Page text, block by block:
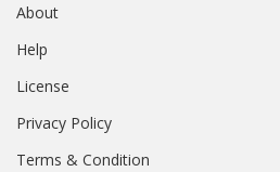
About
Help
License
Privacy Policy
Terms & Condition